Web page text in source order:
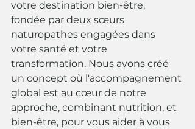
votre destination bien-être,
fondée par deux sœurs
naturopathes engagées dans
votre santé et votre
transformation. Nous avons créé
un concept où l'accompagnement
global est au cœur de notre
approche, combinant nutrition, et
bien-être, pour vous aider à vous